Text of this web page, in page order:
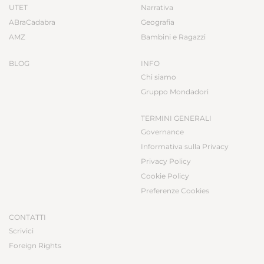
UTET
ABraCadabra
AMZ
BLOG
Narrativa
Geografia
Bambini e Ragazzi
INFO
Chi siamo
Gruppo Mondadori
TERMINI GENERALI
Governance
Informativa sulla Privacy
Privacy Policy
Cookie Policy
Preferenze Cookies
CONTATTI
Scrivici
Foreign Rights